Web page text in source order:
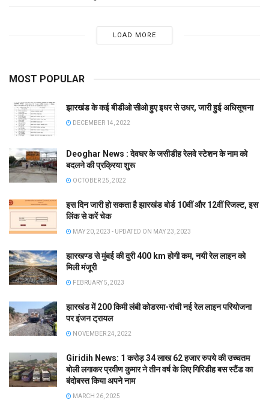
LOAD MORE
MOST POPULAR
झारखंड के कई बीडीओ सीओ हुए इधर से उधर, जारी हुई अधिसूचना
DECEMBER 14, 2022
Deoghar News : देवघर के जसीडीह रेलवे स्टेशन के नाम को
बदलने की प्रक्रिया शुरू
OCTOBER 25, 2022
इस दिन जारी हो सकता है झारखंड बोर्ड 10वीं और 12वीं रिजल्ट, इस
लिंक से करें चेक
MAY 20, 2023 - UPDATED ON MAY 23, 2023
झारखण्ड से मुंबई की दुरी 400 km होगी कम, नयी रेल लाइन को
मिली मंजूरी
FEBRUARY 5, 2023
झारखंड में 200 किमी लंबी कोडरमा-रांची नई रेल लाइन परियोजना
पर इंजन ट्रायल
NOVEMBER 24, 2022
Giridih News: 1 करोड़ 34 लाख 62 हजार रुपये की उच्चतम
बोली लगाकर प्रवीण कुमार ने तीन वर्ष के लिए गिरिडीह बस स्टैंड का
बंदोबस्त किया अपने नाम
MARCH 26, 2025